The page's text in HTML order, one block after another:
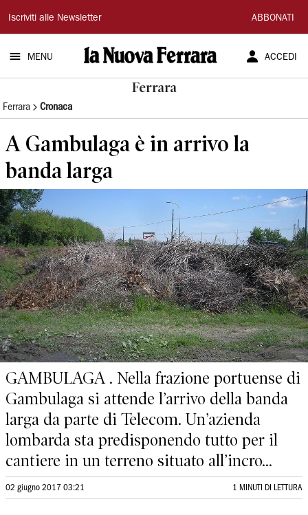
La
Nuova
Ferrara
Iscriviti alle Newsletter ABBONATI
MENU ACCEDI
Ferrara
Ferrara Cronaca
A Gambulaga è in arrivo la
banda larga
GAMBULAGA . Nella frazione portuense di
Gambulaga si attende l’arrivo della banda
larga da parte di Telecom. Un’azienda
lombarda sta predisponendo tutto per il
cantiere in un terreno situato all’incro...
02 giugno 2017 03:21 1 MINUTI DI LETTURA